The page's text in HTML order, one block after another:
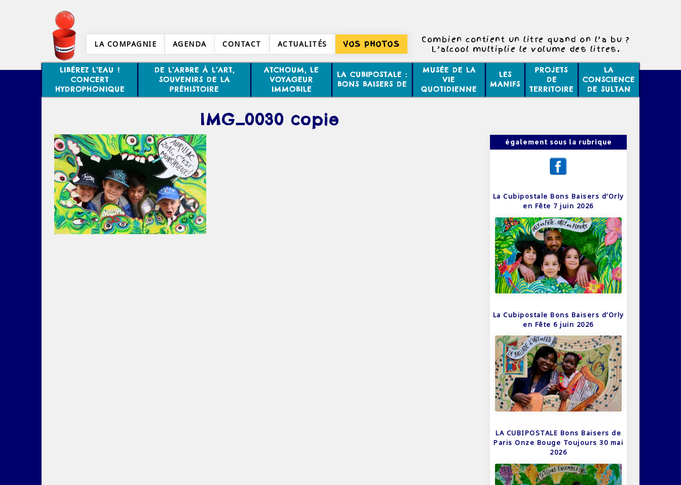
LA COMPAGNIE AGENDA CONTACT ACTUALITÉS VOS PHOTOS
Combien contient un litre quand on l’a bu ?
L’alcool multiplie le volume des litres.
LIBÉREZ L’EAU !
CONCERT
HYDROPHONIQUE
DE L’ARBRE À L’ART,
SOUVENIRS DE LA
PRÉHISTOIRE
ATCHOUM, LE
VOYAGEUR
IMMOBILE
LA CUBIPOSTALE :
BONS BAISERS DE
MUSÉE DE LA
VIE
QUOTIDIENNE
LES
MANIFS
PROJETS
DE
TERRITOIRE
LA
CONSCIENCE
DE SULTAN
IMG_0030 copie
également sous la rubrique
La Cubipostale Bons Baisers d’Orly
en Fête 7 juin 2026
La Cubipostale Bons Baisers d’Orly
en Fête 6 juin 2026
LA CUBIPOSTALE Bons Baisers de
Paris Onze Bouge Toujours 30 mai
2026